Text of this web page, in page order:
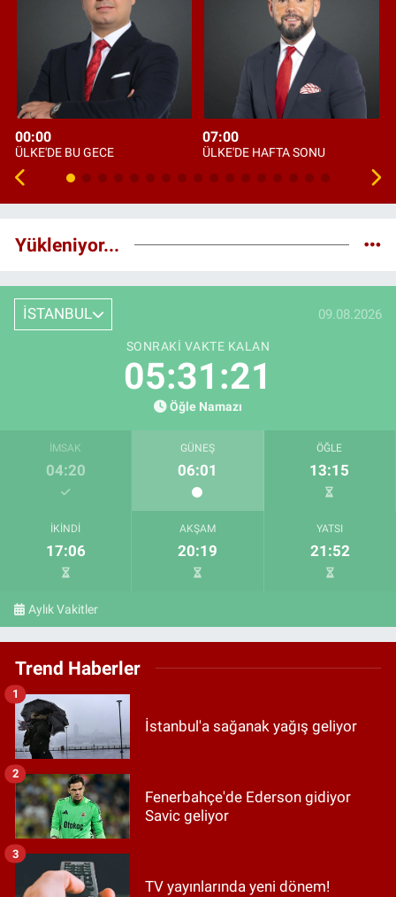
00:00
ÜLKE'DE BU GECE
07:00
ÜLKE'DE HAFTA SONU
Yükleniyor...
İSTANBUL 09.08.2026
SONRAKI VAKTE KALAN
05:31:20
Öğle Namazı
İMSAK
04:20
GÜNEŞ
06:01
ÖĞLE
13:15
İKINDI
17:06
AKŞAM
20:19
YATSI
21:52
Aylık Vakitler
Trend Haberler
İstanbul'a sağanak yağış geliyor
1
Fenerbahçe'de Ederson gidiyor
Savic geliyor
2
TV yayınlarında yeni dönem!
3